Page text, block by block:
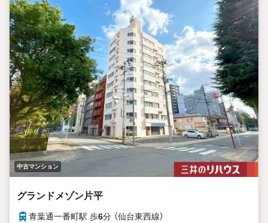
中古マンション
グランドメゾン片平
青葉通一番町駅 歩6分 （仙台東西線）